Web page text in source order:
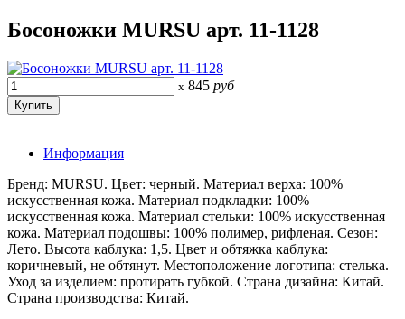
Босоножки MURSU арт. 11-1128
x 845 руб
Информация
Бренд: MURSU. Цвет: черный. Материал верха: 100%
искусственная кожа. Материал подкладки: 100%
искусственная кожа. Материал стельки: 100% искусственная
кожа. Материал подошвы: 100% полимер, рифленая. Сезон:
Лето. Высота каблука: 1,5. Цвет и обтяжка каблука:
коричневый, не обтянут. Местоположение логотипа: стелька.
Уход за изделием: протирать губкой. Страна дизайна: Китай.
Страна производства: Китай.